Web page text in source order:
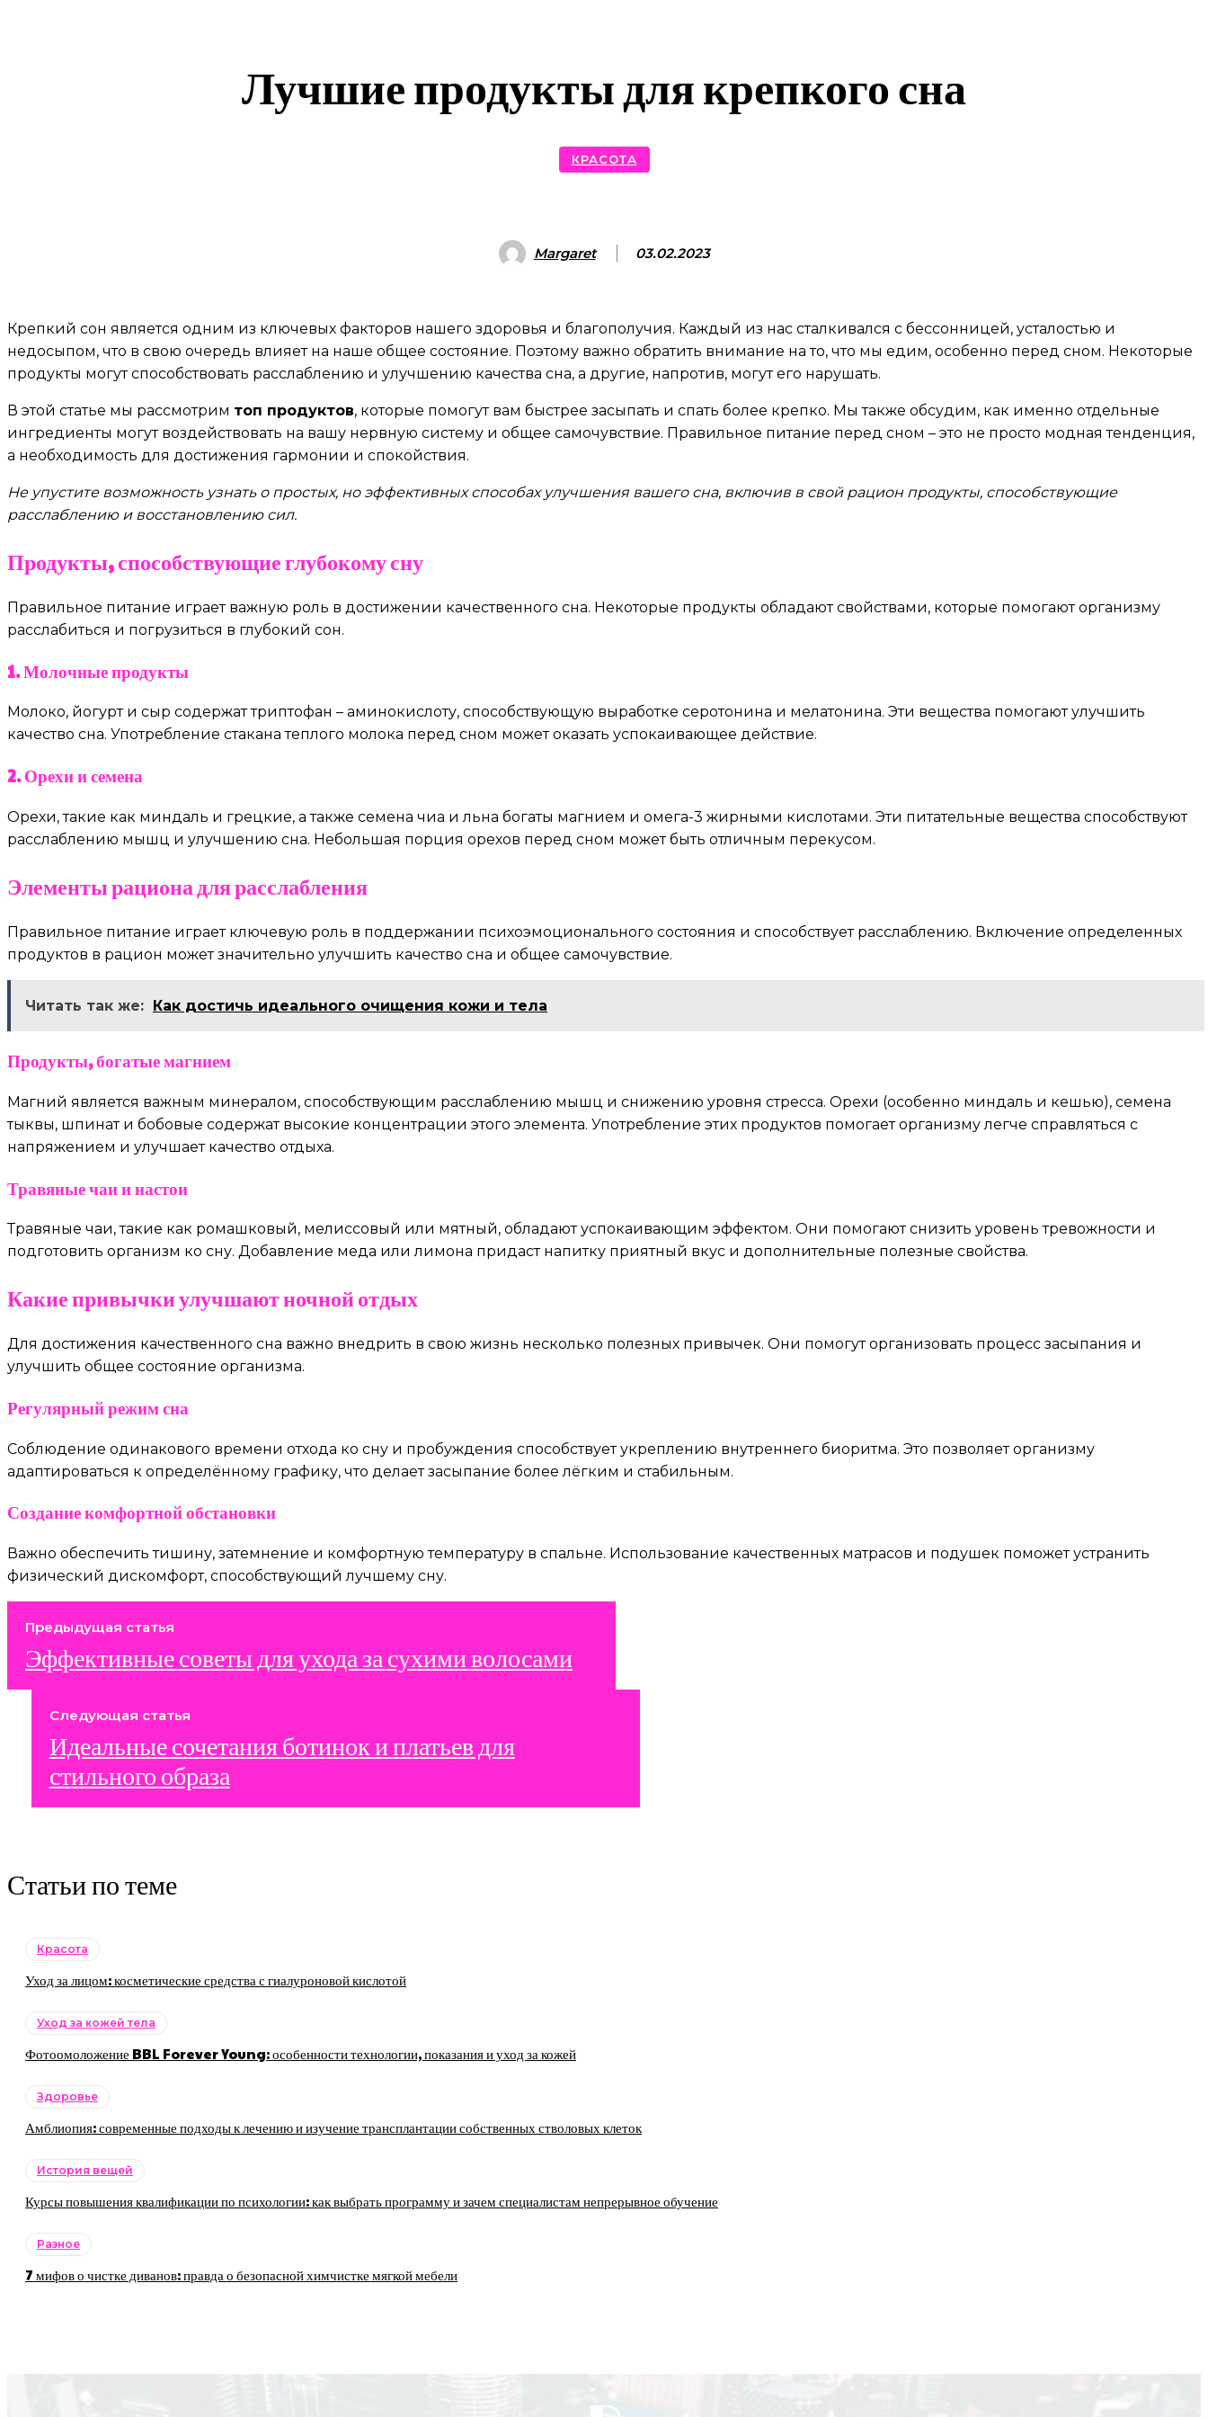
Лучшие продукты для крепкого сна
КРАСОТА
Margaret 03.02.2023
Крепкий сон является одним из ключевых факторов нашего здоровья и благополучия. Каждый из нас сталкивался с бессонницей, усталостью и
недосыпом, что в свою очередь влияет на наше общее состояние. Поэтому важно обратить внимание на то, что мы едим, особенно перед сном. Некоторые
продукты могут способствовать расслаблению и улучшению качества сна, а другие, напротив, могут его нарушать.
В этой статье мы рассмотрим топ продуктов, которые помогут вам быстрее засыпать и спать более крепко. Мы также обсудим, как именно отдельные
ингредиенты могут воздействовать на вашу нервную систему и общее самочувствие. Правильное питание перед сном – это не просто модная тенденция,
а необходимость для достижения гармонии и спокойствия.
Не упустите возможность узнать о простых, но эффективных способах улучшения вашего сна, включив в свой рацион продукты, способствующие
расслаблению и восстановлению сил.
Продукты, способствующие глубокому сну
Правильное питание играет важную роль в достижении качественного сна. Некоторые продукты обладают свойствами, которые помогают организму
расслабиться и погрузиться в глубокий сон.
1. Молочные продукты
Молоко, йогурт и сыр содержат триптофан – аминокислоту, способствующую выработке серотонина и мелатонина. Эти вещества помогают улучшить
качество сна. Употребление стакана теплого молока перед сном может оказать успокаивающее действие.
2. Орехи и семена
Орехи, такие как миндаль и грецкие, а также семена чиа и льна богаты магнием и омега-3 жирными кислотами. Эти питательные вещества способствуют
расслаблению мышц и улучшению сна. Небольшая порция орехов перед сном может быть отличным перекусом.
Элементы рациона для расслабления
Правильное питание играет ключевую роль в поддержании психоэмоционального состояния и способствует расслаблению. Включение определенных
продуктов в рацион может значительно улучшить качество сна и общее самочувствие.
Читать так же: Как достичь идеального очищения кожи и тела
Продукты, богатые магнием
Магний является важным минералом, способствующим расслаблению мышц и снижению уровня стресса. Орехи (особенно миндаль и кешью), семена
тыквы, шпинат и бобовые содержат высокие концентрации этого элемента. Употребление этих продуктов помогает организму легче справляться с
напряжением и улучшает качество отдыха.
Травяные чаи и настои
Травяные чаи, такие как ромашковый, мелиссовый или мятный, обладают успокаивающим эффектом. Они помогают снизить уровень тревожности и
подготовить организм ко сну. Добавление меда или лимона придаст напитку приятный вкус и дополнительные полезные свойства.
Какие привычки улучшают ночной отдых
Для достижения качественного сна важно внедрить в свою жизнь несколько полезных привычек. Они помогут организовать процесс засыпания и
улучшить общее состояние организма.
Регулярный режим сна
Соблюдение одинакового времени отхода ко сну и пробуждения способствует укреплению внутреннего биоритма. Это позволяет организму
адаптироваться к определённому графику, что делает засыпание более лёгким и стабильным.
Создание комфортной обстановки
Важно обеспечить тишину, затемнение и комфортную температуру в спальне. Использование качественных матрасов и подушек поможет устранить
физический дискомфорт, способствующий лучшему сну.
Предыдущая статья
Эффективные советы для ухода за сухими волосами
Следующая статья
Идеальные сочетания ботинок и платьев для
стильного образа
Статьи по теме
Красота
Уход за лицом: косметические средства с гиалуроновой кислотой
Уход за кожей тела
Фотоомоложение BBL Forever Young: особенности технологии, показания и уход за кожей
Здоровье
Амблиопия: современные подходы к лечению и изучение трансплантации собственных стволовых клеток
История вещей
Курсы повышения квалификации по психологии: как выбрать программу и зачем специалистам непрерывное обучение
Разное
7 мифов о чистке диванов: правда о безопасной химчистке мягкой мебели